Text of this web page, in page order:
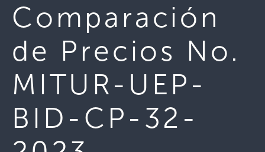
Comparación
de Precios No.
MITUR-UEP-
BID-CP-32-